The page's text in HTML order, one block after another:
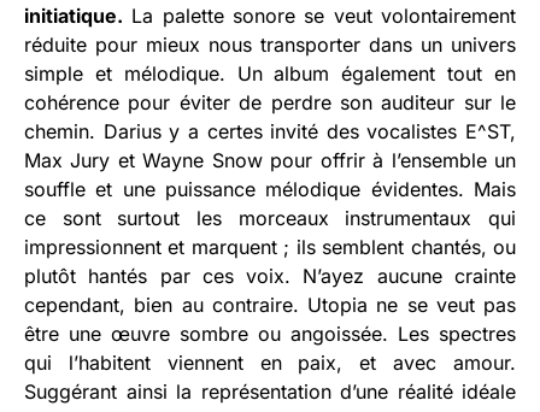
initiatique. La palette sonore se veut volontairement
réduite pour mieux nous transporter dans un univers
simple et mélodique. Un album également tout en
cohérence pour éviter de perdre son auditeur sur le
chemin. Darius y a certes invité des vocalistes E^ST,
Max Jury et Wayne Snow pour offrir à l’ensemble un
souffle et une puissance mélodique évidentes. Mais
ce sont surtout les morceaux instrumentaux qui
impressionnent et marquent ; ils semblent chantés, ou
plutôt hantés par ces voix. N’ayez aucune crainte
cependant, bien au contraire. Utopia ne se veut pas
être une œuvre sombre ou angoissée. Les spectres
qui l’habitent viennent en paix, et avec amour.
Suggérant ainsi la représentation d’une réalité idéale